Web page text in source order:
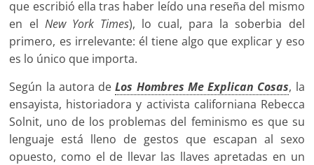
que escribió ella tras haber leído una reseña del mismo
en el New York Times), lo cual, para la soberbia del
primero, es irrelevante: él tiene algo que explicar y eso
es lo único que importa.
Según la autora deLos Hombres Me Explican Cosas, la
ensayista, historiadora y activista californiana Rebecca
Solnit, uno de los problemas del feminismo es que su
lenguaje está lleno de gestos que escapan al sexo
opuesto, como el de llevar las llaves apretadas en un